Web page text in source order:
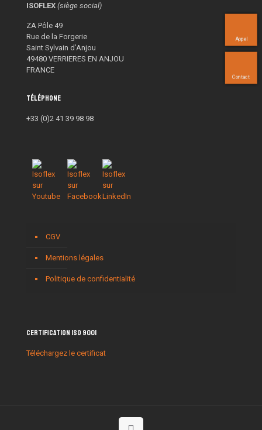
ISOFLEX (siège social)
ZA Pôle 49
Rue de la Forgerie
Saint Sylvain d’Anjou
49480 VERRIERES EN ANJOU
FRANCE
Téléphone
+33 (0)2 41 39 98 98
CGV
Mentions légales
Politique de confidentialité
Certification ISO 9001
Téléchargez le certificat
Appel
Contact